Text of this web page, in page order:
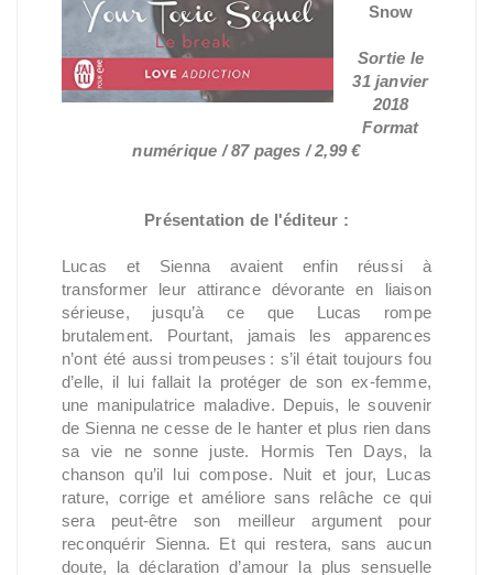
Snow
Sortie le
31 janvier
2018
Format
numérique / 87 pages / 2,99 €
Présentation de l'éditeur :
Lucas et Sienna avaient enfin réussi à
transformer leur attirance dévorante en liaison
sérieuse, jusqu’à ce que Lucas rompe
brutalement. Pourtant, jamais les apparences
n’ont été aussi trompeuses : s’il était toujours fou
d’elle, il lui fallait la protéger de son ex-femme,
une manipulatrice maladive. Depuis, le souvenir
de Sienna ne cesse de le hanter et plus rien dans
sa vie ne sonne juste. Hormis Ten Days, la
chanson qu’il lui compose. Nuit et jour, Lucas
rature, corrige et améliore sans relâche ce qui
sera peut-être son meilleur argument pour
reconquérir Sienna. Et qui restera, sans aucun
doute, la déclaration d’amour la plus sensuelle